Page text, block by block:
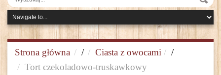
Strona główna / Ciasta z owocami
/
Tort czekoladowo-truskawkowy